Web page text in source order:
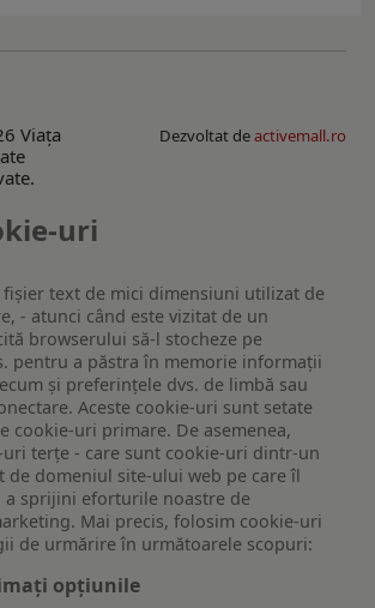
Viaţa
Dezvoltat deactivemall.ro
uri
fişier text de mici dimensiuni utilizat de
- atunci când este vizitat de un
browserului să-l stocheze pe
pentru a păstra în memorie informații
și preferințele dvs. de limbă sau
Aceste cookie-uri sunt setate
cookie-uri primare. De asemenea,
terțe - care sunt cookie-uri dintr-un
de domeniul site-ului web pe care îl
a sprijini eforturile noastre de
Mai precis, folosim cookie-uri
de urmărire în următoarele scopuri:
opțiunile